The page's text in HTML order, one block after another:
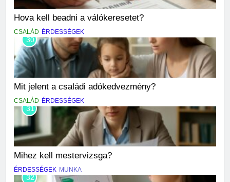
Hova kell beadni a válókeresetet?
CSALÁD ÉRDESSÉGEK
30
Mit jelent a családi adókedvezmény?
CSALÁD ÉRDESSÉGEK
31
Mihez kell mestervizsga?
ÉRDESSÉGEK MUNKA
32